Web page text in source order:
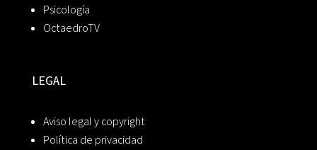
Psicología
OctaedroTV
LEGAL
Aviso legal y copyright
Política de privacidad